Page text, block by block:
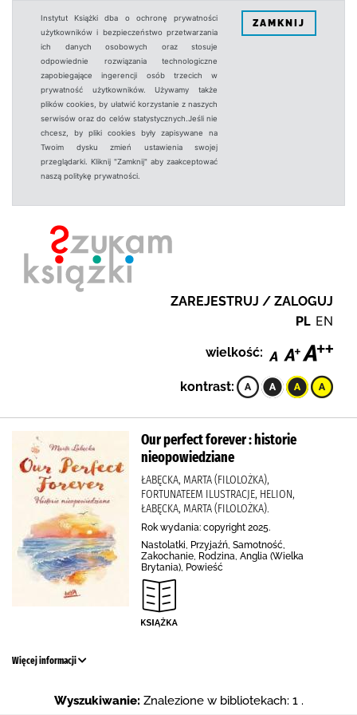
Instytut Książki dba o ochronę prywatności
użytkowników i bezpieczeństwo przetwarzania
ich danych osobowych oraz stosuje
odpowiednie rozwiązania technologiczne
zapobiegające ingerencji osób trzecich w
prywatność użytkowników. Używamy także
plików cookies, by ułatwić korzystanie z naszych
serwisów oraz do celów statystycznych.Jeśli nie
chcesz, by pliki cookies były zapisywane na
Twoim dysku zmień ustawienia swojej
przeglądarki. Kliknij "Zamknij" aby zaakceptować
naszą politykę prywatności.
ZAMKNIJ
ZAREJESTRUJ / ZALOGUJ
PL EN
wielkość:
kontrast:
Our perfect forever : historie
nieopowiedziane
ŁABĘCKA, MARTA (FILOLOŻKA),
FORTUNATEEM ILUSTRACJE, HELION,
ŁABĘCKA, MARTA (FILOLOŻKA).
Rok wydania: copyright 2025.
Nastolatki, Przyjaźń, Samotność,
Zakochanie, Rodzina, Anglia (Wielka
Brytania), Powieść
Więcej informacji
Wyszukiwanie: Znalezione w bibliotekach: 1 .